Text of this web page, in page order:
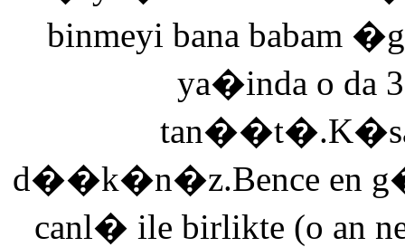
binmeyi bana babam
ya�inda o da
d��k�n�z.Bence en
canl� ile birlikte (o an